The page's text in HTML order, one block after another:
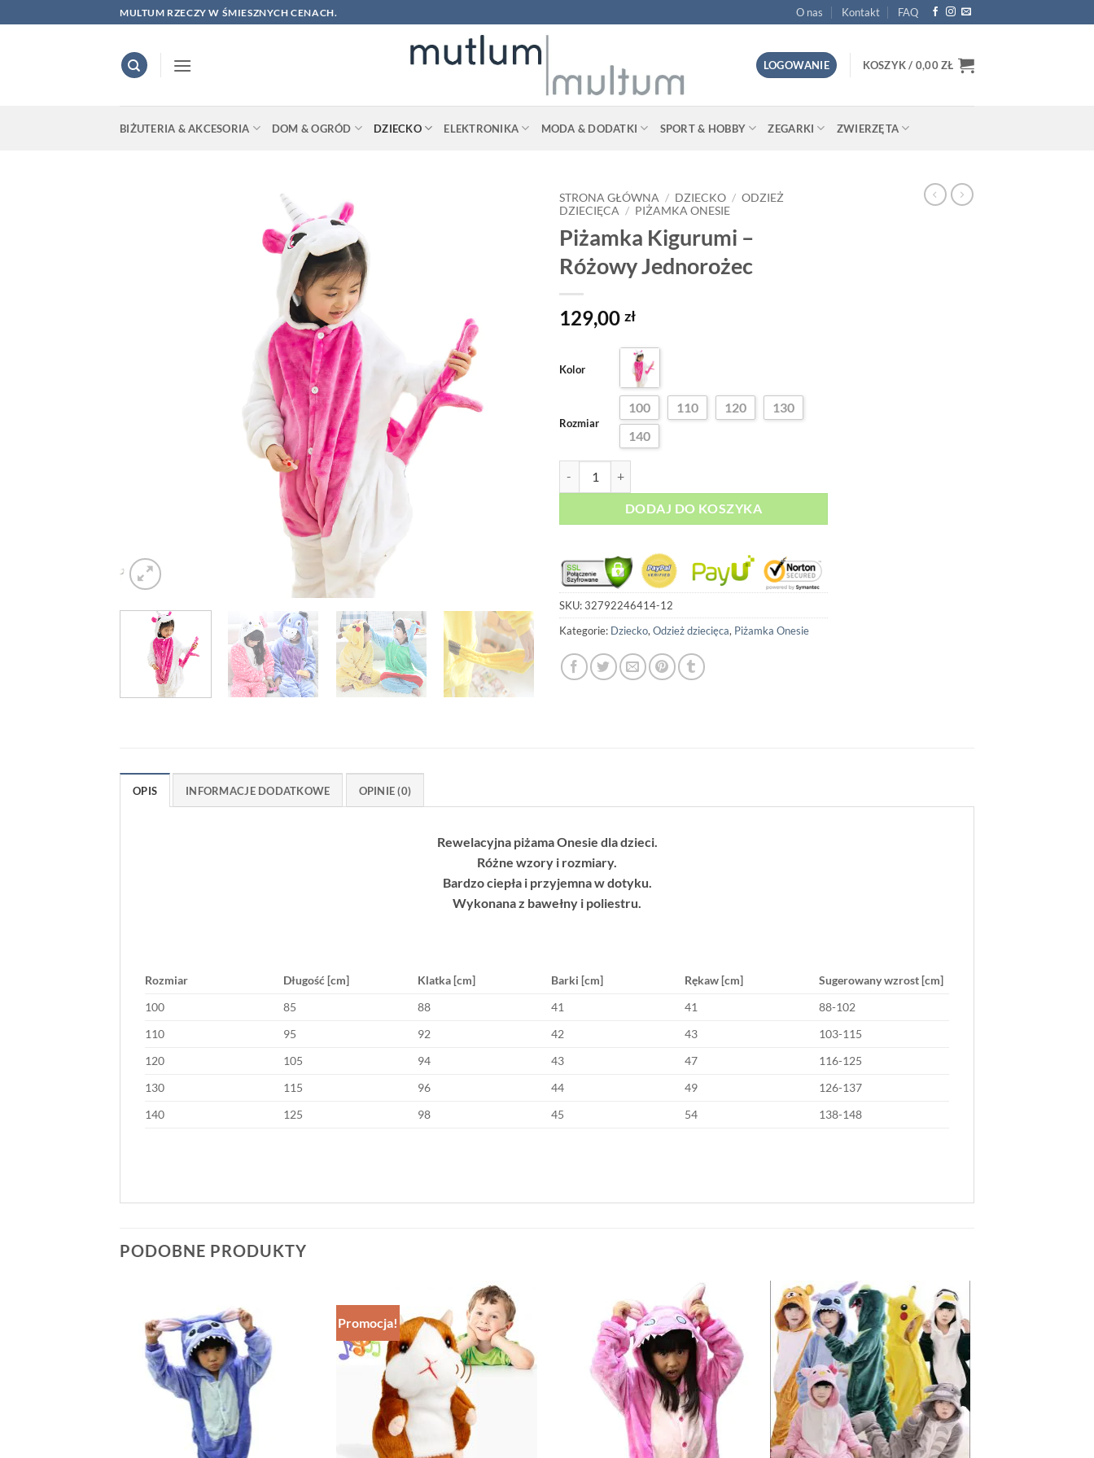
to
MULTUM RZECZY W ŚMIESZNYCH CENACH. O nas Kontakt FAQ
LOGOWANIE KOSZYK / 0,00ZŁ
BIŻUTERIA & AKCESORIA DOM & OGRÓD DZIECKO ELEKTRONIKA MODA & DODATKI SPORT & HOBBY ZEGARKI ZWIERZĘTA
STRONA GŁÓWNA / DZIECKO / ODZIEŻ
DZIECIĘCA / PIŻAMKA ONESIE
Piżamka Kigurumi –
Różowy Jednorożec
129,00 zł
Kolor
Rozmiar
100 110 120
130
140
DODAJ DO KOSZYKA
SKU:32792246414-12
Kategorie: Dziecko, Odzież dziecięca, Piżamka Onesie
OPIS INFORMACJE DODATKOWE OPINIE (0)
Rewelacyjna piżama Onesie dla dzieci.
Różne wzory i rozmiary.
Bardzo ciepła i przyjemna w dotyku.
Wykonana z bawełny i poliestru.
Rozmiar Długość [cm] Klatka [cm] Barki [cm] Rękaw [cm]
Sugerowany wzrost [cm]
100
85 88 41 41
88-102
110
95 92 42 43
103-115
120
105 94 43 47
116-125
130
115 96 44 49
126-137
140
125 98 45 54 138-148
PODOBNE PRODUKTY
Promocja!